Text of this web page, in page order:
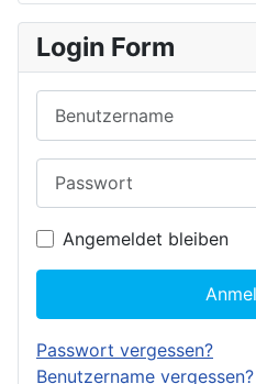
Login Form
Angemeldet bleiben
Passwort vergessen?
Benutzername vergessen?